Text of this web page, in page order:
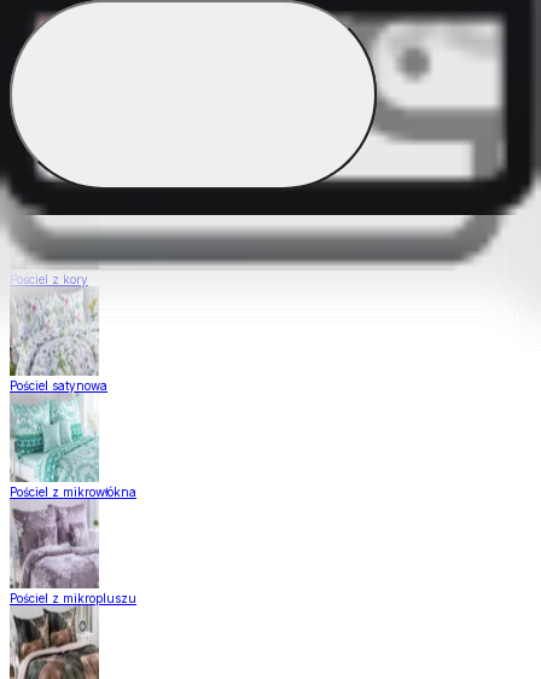
Pościel Dual Feel
Pościel z gładkiej bawełny
Pościel z kory
Pościel satynowa
Pościel z mikrowłókna
Pościel z mikropluszu